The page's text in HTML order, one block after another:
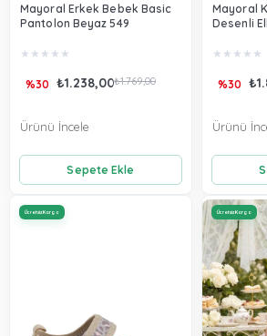
Mayoral Erkek Bebek Basic
Pantolon Beyaz 549
★ ★ ★ ★ ★
₺1.238,00₺1.769,00
%30
Sepete Ekle
Ürünü İncele
Mayoral
Desenli
★ ★ ★ ★ ★
%30
Ürünü
Ücretsiz Kargo Ücretsiz Kargo